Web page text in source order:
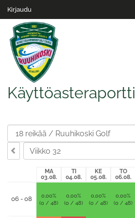
Kirjaudu
Käyttöasteraportti
MA
03.08.
TI
04.08.
KE
05.08.
TO
06.08.
06 - 08
0,00%
(0 / 48)
0,00%
(0 / 48)
0,00%
(0 / 48)
0,00%
(0 / 48)